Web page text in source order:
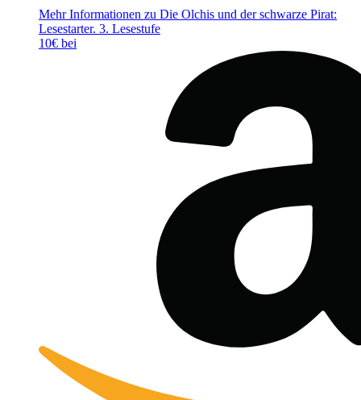
Mehr Informationen zu Die Olchis und der schwarze Pirat:
Lesestarter. 3. Lesestufe
10€ bei